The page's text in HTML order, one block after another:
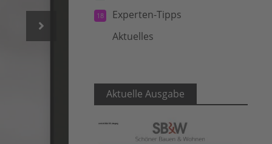
18 Experten-Tipps
Aktuelles
Aktuelle Ausgabe